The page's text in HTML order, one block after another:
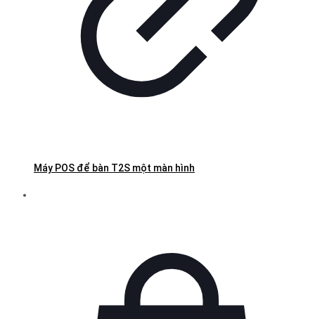
Máy POS để bàn T2S một màn hình